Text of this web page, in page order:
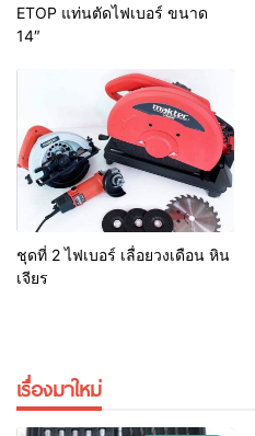
ETOP แท่นตัดไฟเบอร์ ขนาด
14″
ชุดที่ 2 ไฟเบอร์ เลื่อยวงเดือน หิน
เจียร
เรื่องมาใหม่